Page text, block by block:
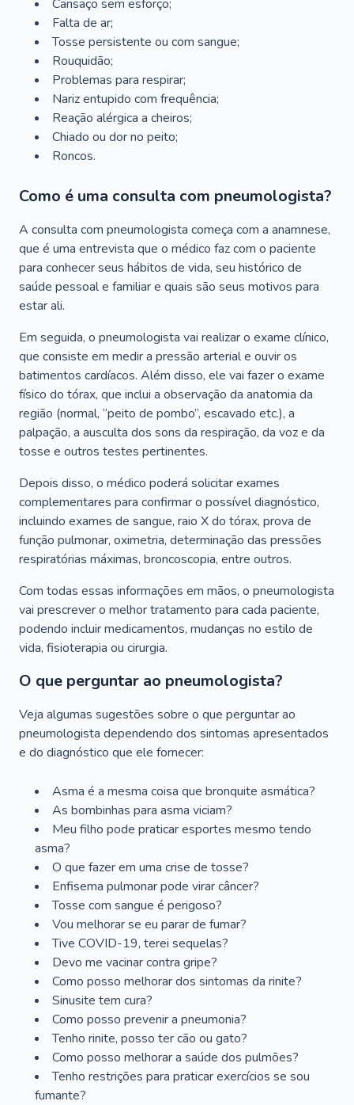
Cansaço sem esforço;
Falta de ar;
Tosse persistente ou com sangue;
Rouquidão;
Problemas para respirar;
Nariz entupido com frequência;
Reação alérgica a cheiros;
Chiado ou dor no peito;
Roncos.
Como é uma consulta com pneumologista?
A consulta com pneumologista começa com a anamnese,
que é uma entrevista que o médico faz com o paciente
para conhecer seus hábitos de vida, seu histórico de
saúde pessoal e familiar e quais são seus motivos para
estar ali.
Em seguida, o pneumologista vai realizar o exame clínico,
que consiste em medir a pressão arterial e ouvir os
batimentos cardíacos. Além disso, ele vai fazer o exame
físico do tórax, que inclui a observação da anatomia da
região (normal, “peito de pombo”, escavado etc.), a
palpação, a ausculta dos sons da respiração, da voz e da
tosse e outros testes pertinentes.
Depois disso, o médico poderá solicitar exames
complementares para confirmar o possível diagnóstico,
incluindo exames de sangue, raio X do tórax, prova de
função pulmonar, oximetria, determinação das pressões
respiratórias máximas, broncoscopia, entre outros.
Com todas essas informações em mãos, o pneumologista
vai prescrever o melhor tratamento para cada paciente,
podendo incluir medicamentos, mudanças no estilo de
vida, fisioterapia ou cirurgia.
O que perguntar ao pneumologista?
Veja algumas sugestões sobre o que perguntar ao
pneumologista dependendo dos sintomas apresentados
e do diagnóstico que ele fornecer:
Asma é a mesma coisa que bronquite asmática?
As bombinhas para asma viciam?
Meu filho pode praticar esportes mesmo tendo
asma?
O que fazer em uma crise de tosse?
Enfisema pulmonar pode virar câncer?
Tosse com sangue é perigoso?
Vou melhorar se eu parar de fumar?
Tive COVID-19, terei sequelas?
Devo me vacinar contra gripe?
Como posso melhorar dos sintomas da rinite?
Sinusite tem cura?
Como posso prevenir a pneumonia?
Tenho rinite, posso ter cão ou gato?
Como posso melhorar a saúde dos pulmões?
Tenho restrições para praticar exercícios se sou
fumante?